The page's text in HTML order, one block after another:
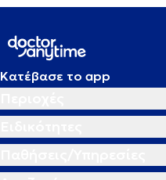
Κατέβασε το app